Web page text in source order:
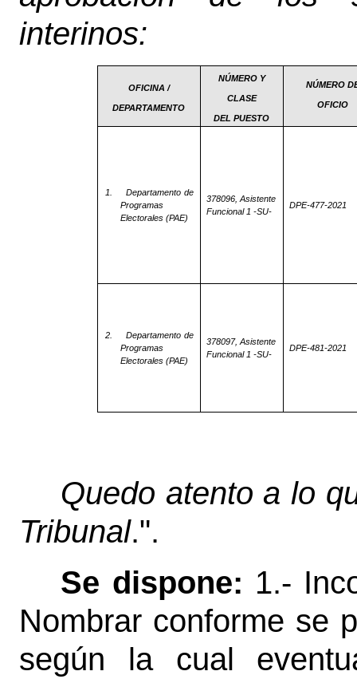
interinos:
OFICINA /
DEPARTAMENTO
NÚMERO Y
CLASE
DEL PUESTO
NÚMERO
OFICIO
1.
Departamento de
Programas
Electorales (PAE)
378096, Asistente
Funcional 1 -SU-
DPE-477-2021
2.
Departamento de
Programas
Electorales (PAE)
378097, Asistente
Funcional 1 -SU-
DPE-481-2021
Quedo atento a lo
Tribunal.".
Se dispone: 1.-
Nombrar conforme se
según la cual